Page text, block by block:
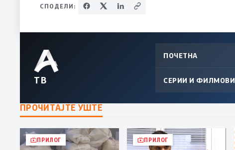
СПОДЕЛИ:
ТВ
ПОЧЕТНА
СЕРИИ И ФИЛМОВИ
ПРОЧИТАЈТЕ УШТЕ
ПРИЛОГ ПРИЛОГ